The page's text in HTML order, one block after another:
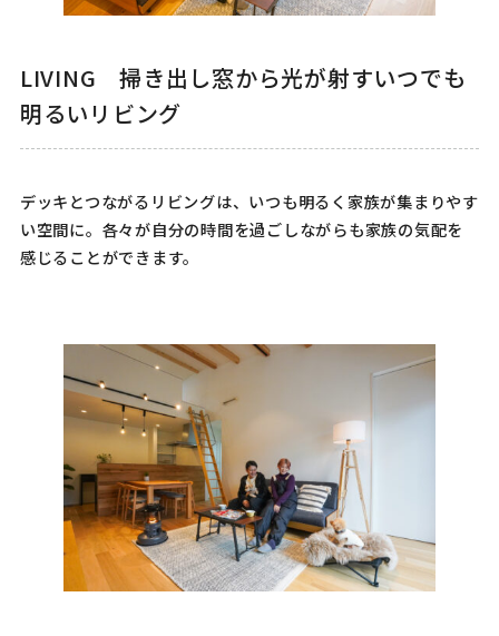
LIVING 掃き出し窓から光が射すいつでも
明るいリビング
デッキとつながるリビングは、いつも明るく家族が集まりやす
い空間に。各々が自分の時間を過ごしながらも家族の気配を
感じることができます。